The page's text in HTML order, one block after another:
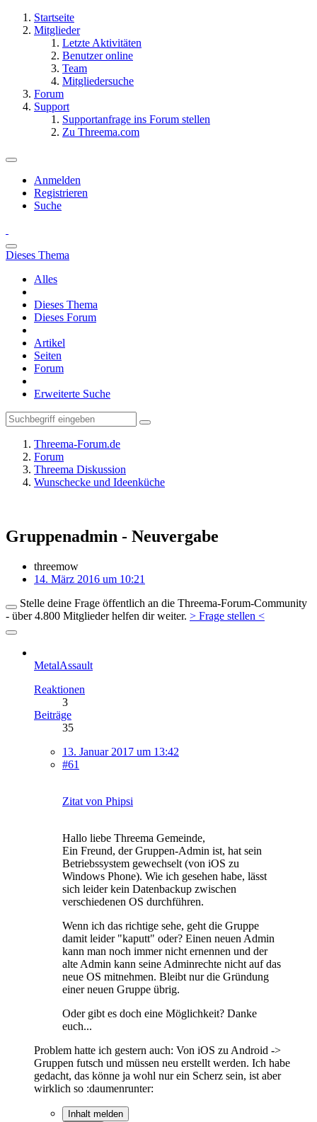
Startseite
Mitglieder
Letzte Aktivitäten
Benutzer online
Team
Mitgliedersuche
Forum
Support
Supportanfrage ins Forum stellen
Zu Threema.com
Anmelden
Registrieren
Suche
Dieses Thema
Alles
Dieses Thema
Dieses Forum
Artikel
Seiten
Forum
Erweiterte Suche
Threema-Forum.de
Forum
Threema Diskussion
Wunschecke und Ideenküche
Gruppenadmin - Neuvergabe
threemow
14. März 2016 um 10:21
Stelle deine Frage öffentlich an die Threema-Forum-Community
- über 4.800 Mitglieder helfen dir weiter. > Frage stellen <
MetalAssault
Reaktionen
3
Beiträge
35
13. Januar 2017 um 13:42
#61
Zitat von Phipsi
Hallo liebe Threema Gemeinde,
Ein Freund, der Gruppen-Admin ist, hat sein
Betriebssystem gewechselt (von iOS zu
Windows Phone). Wie ich gesehen habe, lässt
sich leider kein Datenbackup zwischen
verschiedenen OS durchführen.
Wenn ich das richtige sehe, geht die Gruppe
damit leider "kaputt" oder? Einen neuen Admin
kann man noch immer nicht ernennen und der
alte Admin kann seine Adminrechte nicht auf das
neue OS mitnehmen. Bleibt nur die Gründung
einer neuen Gruppe übrig.
Oder gibt es doch eine Möglichkeit? Danke
euch...
Problem hatte ich gestern auch: Von iOS zu Android ->
Gruppen futsch und müssen neu erstellt werden. Ich habe
gedacht, das könne ja wohl nur ein Scherz sein, ist aber
wirklich so :daumenrunter:
Inhalt melden